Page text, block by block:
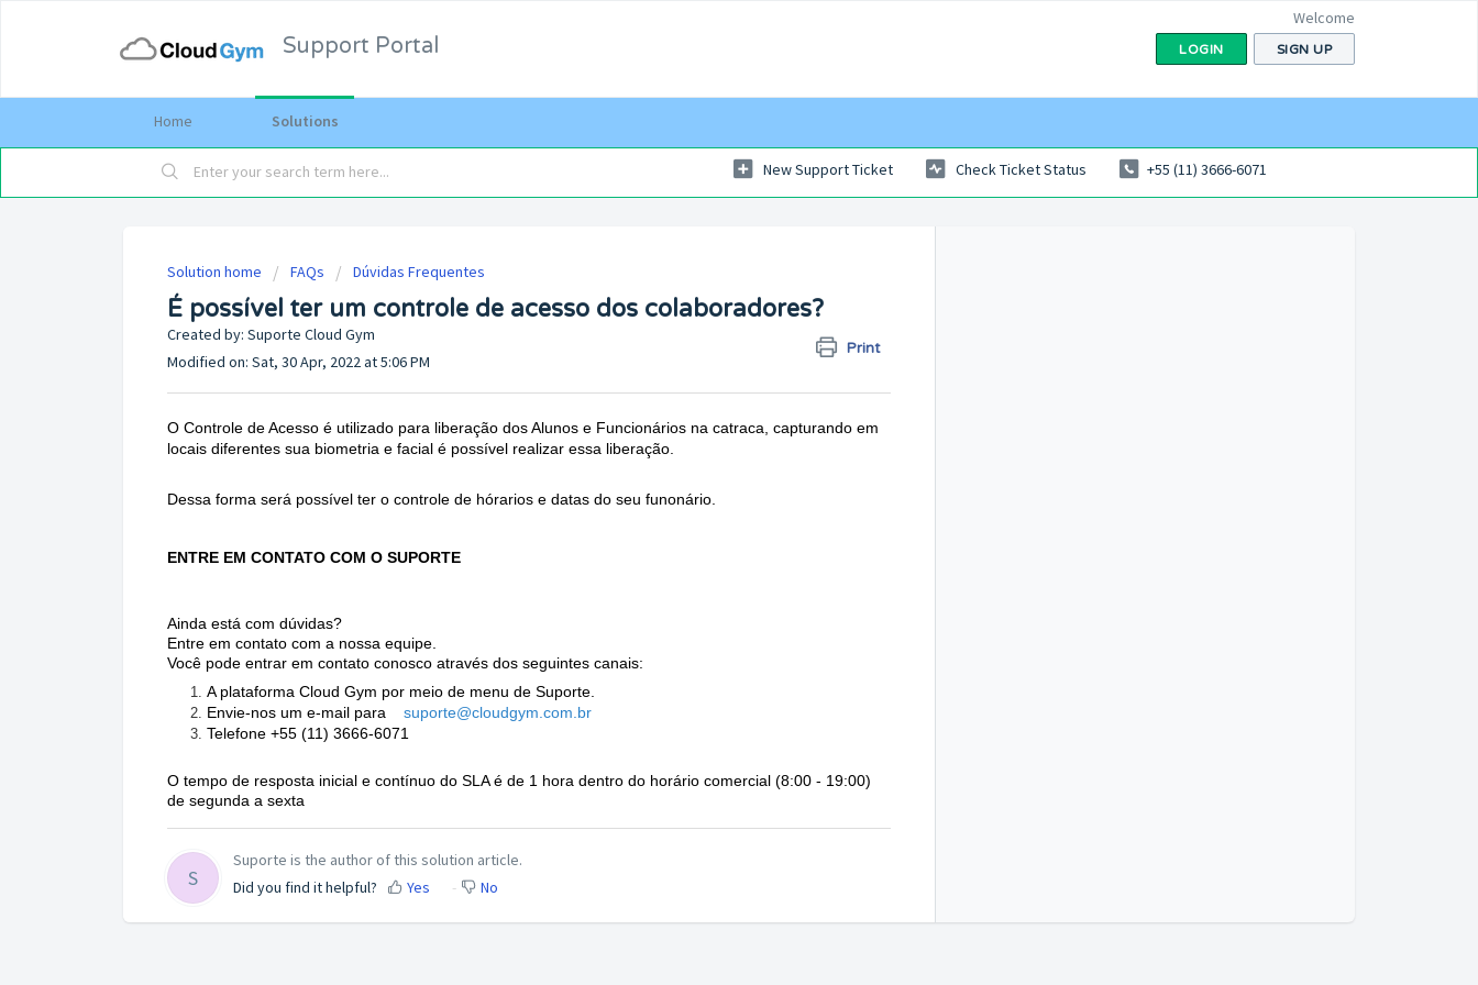
Support Portal
Welcome
LOGIN SIGN UP
Home Solutions
New Support Ticket Check Ticket Status +55 (11) 3666-6071
Solution home FAQs Dúvidas Frequentes
É possível ter um controle de acesso dos colaboradores?
Print
Created by: Suporte Cloud Gym
Modified on: Sat, 30 Apr, 2022 at 5:06 PM
O Controle de Acesso é utilizado para liberação dos Alunos e Funcionários na catraca, capturando em
locais diferentes sua biometria e facial é possível realizar essa liberação.
Dessa forma será possível ter o controle de hórarios e datas do seu funonário.
ENTRE EM CONTATO COM O SUPORTE
Ainda está com dúvidas?
Entre em contato com a nossa equipe.
Você pode entrar em contato conosco através dos seguintes canais:
A plataforma Cloud Gym por meio de menu de Suporte.
Envie-nos um e-mail para
suporte@cloudgym.com .br
Telefone +55 (11) 3666-6071
O tempo de resposta inicial e contínuo do SLA é de 1 hora dentro do horário comercial (8:00 - 19:00)
de segunda a sexta
S
Suporte is the author of this solution article.
Did you find it helpful?
Yes No